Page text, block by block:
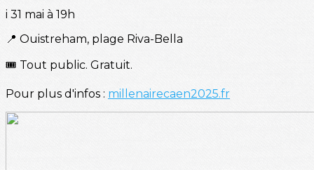
i 31 mai à 19h
📍 Ouistreham, plage Riva-Bella
🎟️ Tout public. Gratuit.
Pour plus d'infos : millenairecaen2025.fr